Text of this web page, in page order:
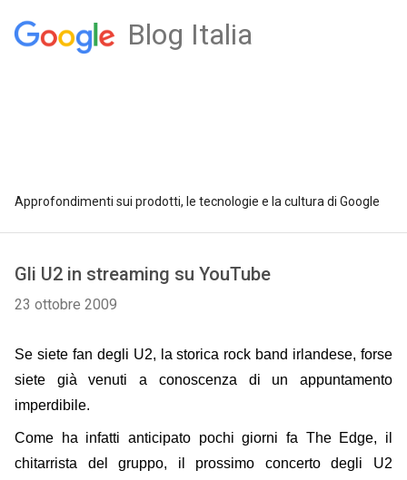
Blog Italia
Approfondimenti sui prodotti, le tecnologie e la cultura di Google
Gli U2 in streaming su YouTube
23 ottobre 2009
Se siete fan degli U2, la storica rock band irlandese, forse
siete già venuti a conoscenza di un appuntamento
imperdibile.
Come ha infatti anticipato pochi giorni fa The Edge, il
chitarrista del gruppo, il prossimo concerto degli U2